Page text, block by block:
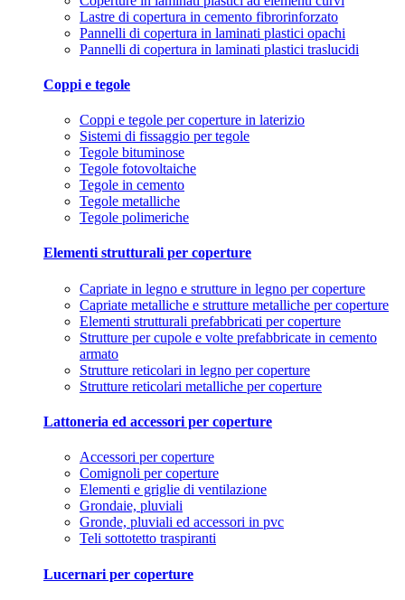
Lastre di copertura in cemento fibrorinforzato
Pannelli di copertura in laminati plastici opachi
Pannelli di copertura in laminati plastici traslucidi
Coppi e tegole
Coppi e tegole per coperture in laterizio
Sistemi di fissaggio per tegole
Tegole bituminose
Tegole fotovoltaiche
Tegole in cemento
Tegole metalliche
Tegole polimeriche
Elementi strutturali per coperture
Capriate in legno e strutture in legno per coperture
Capriate metalliche e strutture metalliche per coperture
Elementi strutturali prefabbricati per coperture
Strutture per cupole e volte prefabbricate in cemento
armato
Strutture reticolari in legno per coperture
Strutture reticolari metalliche per coperture
Lattoneria ed accessori per coperture
Accessori per coperture
Comignoli per coperture
Elementi e griglie di ventilazione
Grondaie, pluviali
Gronde, pluviali ed accessori in pvc
Teli sottotetto traspiranti
Lucernari per coperture